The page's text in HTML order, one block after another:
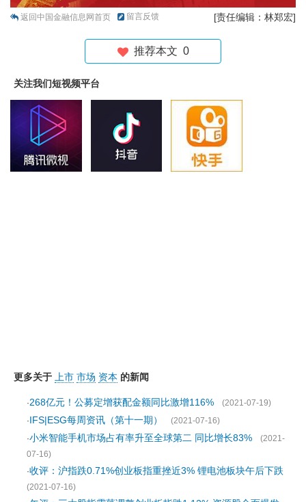
返回中国金融信息网首页 留言反馈 [责任编辑：林郑宏]
推荐本文 0
关注我们短视频平台
更多关于 上市 市场 资本 的新闻
·268亿元！公募定增获配金额同比激增116%
(2021-07-19)
·IFS|ESG每周资讯（第十一期）
(2021-07-16)
·小米智能手机市场占有率升至全球第二 同比增长83%
(2021-
07-16)
·收评：沪指跌0.71%创业板指重挫近3% 锂电池板块午后下跌
(2021-07-16)